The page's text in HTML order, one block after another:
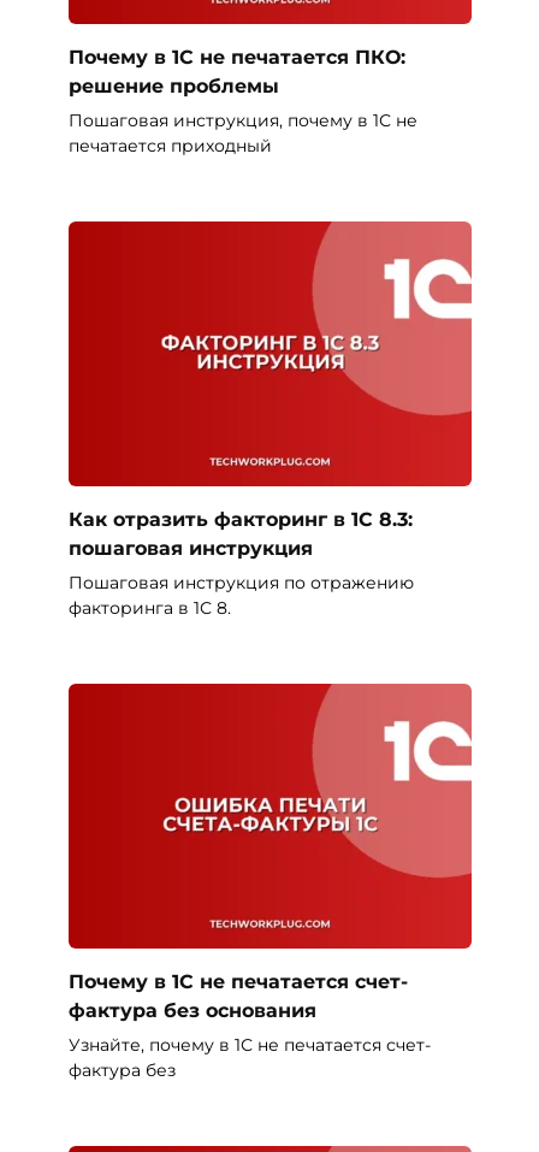
Почему в 1С не печатается ПКО:
решение проблемы
Пошаговая инструкция, почему в 1С не
печатается приходный
Как отразить факторинг в 1С 8.3:
пошаговая инструкция
Пошаговая инструкция по отражению
факторинга в 1С 8.
Почему в 1С не печатается счет-
фактура без основания
Узнайте, почему в 1С не печатается счет-
фактура без